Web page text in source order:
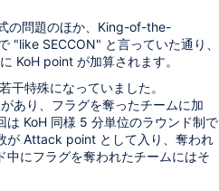
の問題のほか、King-of-the-
"like SECCON" と言っていた通り、
KoH point が加算されます。
干特殊になっていました。
あり、フラグを奪ったチームに加
は KoH 同様 5 分単位のラウンド制で
が Attack point として入り、奪われ
にフラグを奪われたチームにはそ